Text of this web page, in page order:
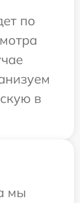
по
в
мы